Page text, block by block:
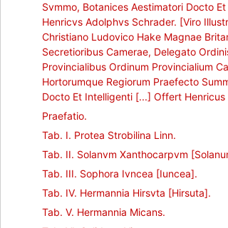
Svmmo, Botanices Aestimatori Docto
Henricvs Adolphvs Schrader. [Viro
Christiano Ludovico Hake Magnae
Secretioribus Camerae, Delegato
Provincialibus Ordinum Provincialium
Hortorumque Regiorum Praefecto
Docto Et Intelligenti [...] Offert
Praefatio.
Tab. I. Protea Strobilina Linn.
Tab. II. Solanvm Xanthocarpvm
Tab. III. Sophora Ivncea [Iuncea].
Tab. IV. Hermannia Hirsvta [Hirsuta].
Tab. V. Hermannia Micans.